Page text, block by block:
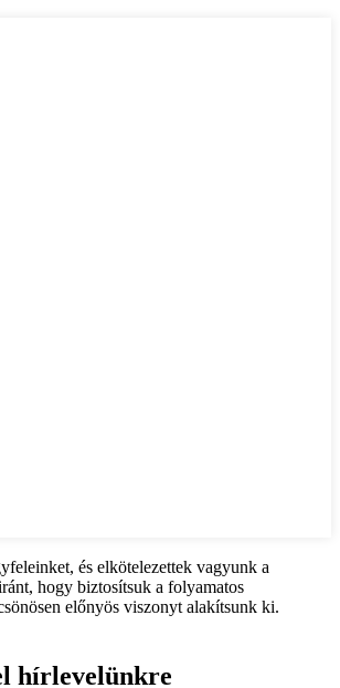
és elkötelezettek vagyunk a
hogy biztosítsuk a folyamatos
előnyös viszonyt alakítsunk ki.
hírlevelünkre